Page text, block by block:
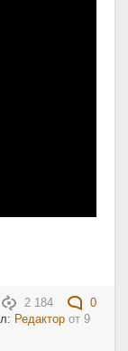
2 184
0
Редактор от9